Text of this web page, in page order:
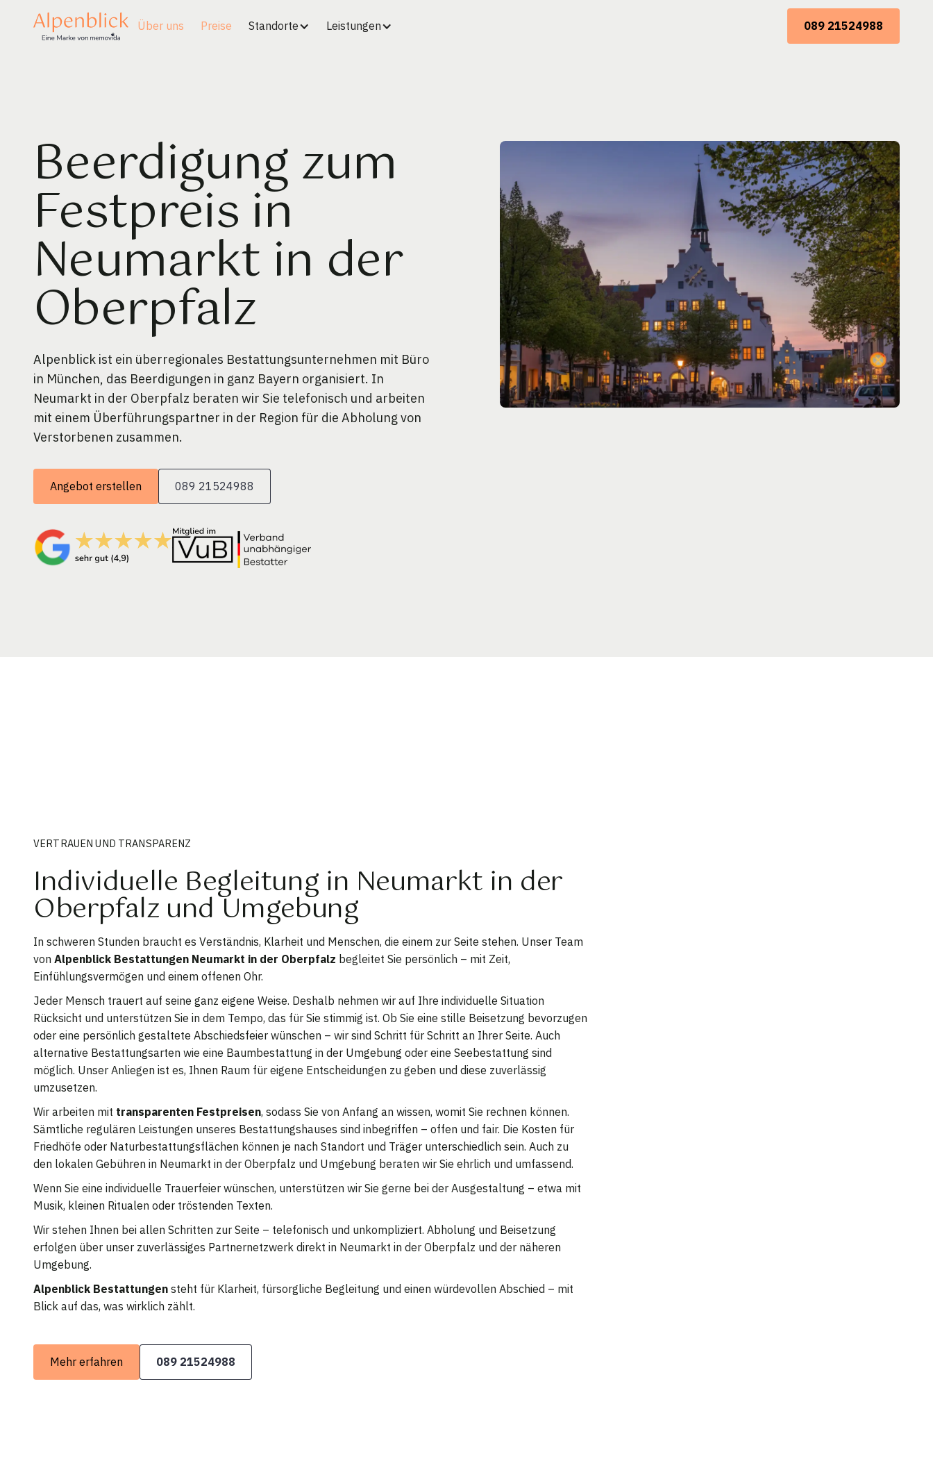
Über uns Preise Standorte Leistungen 089 21524988
Beerdigung zum
Festpreis in
Neumarkt in der
Oberpfalz
Alpenblick ist ein überregionales Bestattungsunternehmen mit Büro
in München, das Beerdigungen in ganz Bayern organisiert. In
Neumarkt in der Oberpfalz beraten wir Sie telefonisch und arbeiten
mit einem Überführungspartner in der Region für die Abholung von
Verstorbenen zusammen.
Angebot erstellen 089 21524988
VERTRAUEN UND TRANSPARENZ
Individuelle Begleitung in Neumarkt in der
Oberpfalz und Umgebung
In schweren Stunden braucht es Verständnis, Klarheit und Menschen, die einem zur Seite stehen. Unser Team
von Alpenblick Bestattungen Neumarkt in der Oberpfalz begleitet Sie persönlich – mit Zeit,
Einfühlungsvermögen und einem offenen Ohr.
Jeder Mensch trauert auf seine ganz eigene Weise. Deshalb nehmen wir auf Ihre individuelle Situation
Rücksicht und unterstützen Sie in dem Tempo, das für Sie stimmig ist. Ob Sie eine stille Beisetzung bevorzugen
oder eine persönlich gestaltete Abschiedsfeier wünschen – wir sind Schritt für Schritt an Ihrer Seite. Auch
alternative Bestattungsarten wie eine Baumbestattung in der Umgebung oder eine Seebestattung sind
möglich. Unser Anliegen ist es, Ihnen Raum für eigene Entscheidungen zu geben und diese zuverlässig
umzusetzen.
Wir arbeiten mit transparenten Festpreisen, sodass Sie von Anfang an wissen, womit Sie rechnen können.
Sämtliche regulären Leistungen unseres Bestattungshauses sind inbegriffen – offen und fair. Die Kosten für
Friedhöfe oder Naturbestattungsflächen können je nach Standort und Träger unterschiedlich sein. Auch zu
den lokalen Gebühren in Neumarkt in der Oberpfalz und Umgebung beraten wir Sie ehrlich und umfassend.
Wenn Sie eine individuelle Trauerfeier wünschen, unterstützen wir Sie gerne bei der Ausgestaltung – etwa mit
Musik, kleinen Ritualen oder tröstenden Texten.
Wir stehen Ihnen bei allen Schritten zur Seite – telefonisch und unkompliziert. Abholung und Beisetzung
erfolgen über unser zuverlässiges Partnernetzwerk direkt in Neumarkt in der Oberpfalz und der näheren
Umgebung.
Alpenblick Bestattungen steht für Klarheit, fürsorgliche Begleitung und einen würdevollen Abschied – mit
Blick auf das, was wirklich zählt.
Mehr erfahren 089 21524988